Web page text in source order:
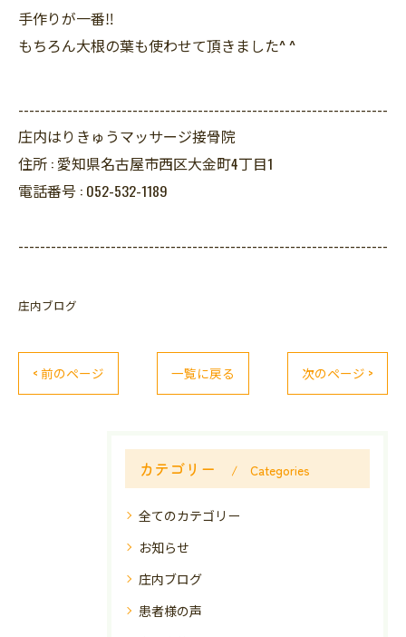
手作りが一番‼︎
もちろん大根の葉も使わせて頂きました^ ^
--------------------------------------------------------------------
庄内はりきゅうマッサージ接骨院
住所 : 愛知県名古屋市西区大金町4丁目1
電話番号 : 052-532-1189
--------------------------------------------------------------------
庄内ブログ
< 前のページ 一覧に戻る 次のページ >
カテゴリー Categories
全てのカテゴリー
お知らせ
庄内ブログ
患者様の声